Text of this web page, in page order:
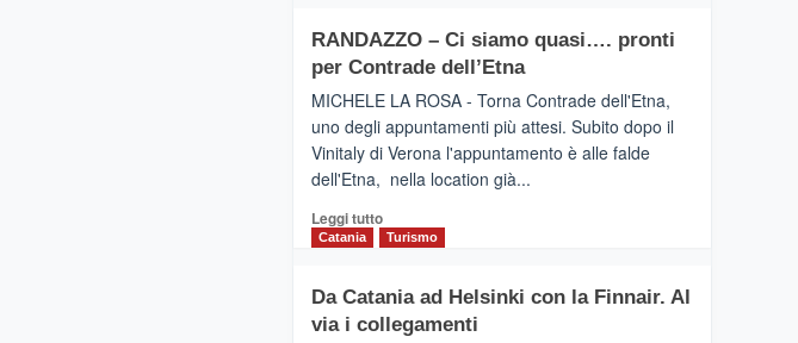
SUMMER
BOOK
CLUB
VIAGRANDE
(Ct)
–
presenta
“Vino
&
2026”.
Le
dell’enoturismo
sull’Etna
RANDAZZO – Ci siamo quasi…. pronti
per Contrade dell’Etna
MICHELE LA ROSA - Torna Contrade dell'Etna,
uno degli appuntamenti più attesi. Subito dopo il
Vinitaly di Verona l'appuntamento è alle falde
dell'Etna, nella location già...
Leggi tuttoLeggi
di
RANDAZZO
–
Catania Turismo
Da Catania ad Helsinki con la Finnair. Al
via i collegamenti